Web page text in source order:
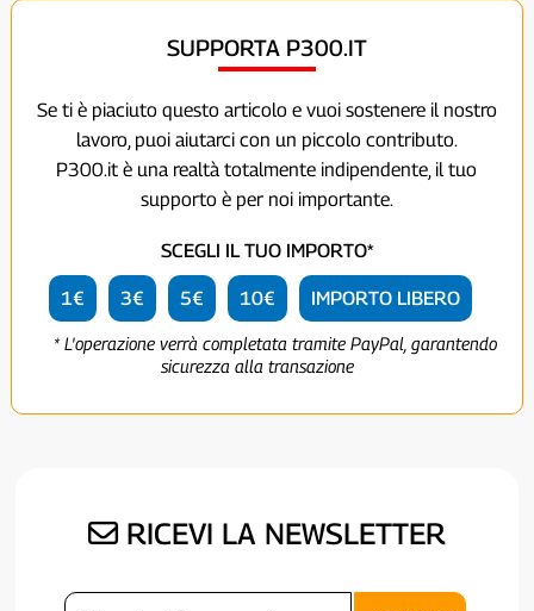
SUPPORTA P300.IT
Se ti è piaciuto questo articolo e vuoi sostenere il nostro
lavoro, puoi aiutarci con un piccolo contributo.
P300.it è una realtà totalmente indipendente, il tuo
supporto è per noi importante.
SCEGLI IL TUO IMPORTO*
1€ 3€ 5€ 10€ IMPORTO LIBERO
* L'operazione verrà completata tramite PayPal, garantendo
sicurezza alla transazione
RICEVI LA NEWSLETTER